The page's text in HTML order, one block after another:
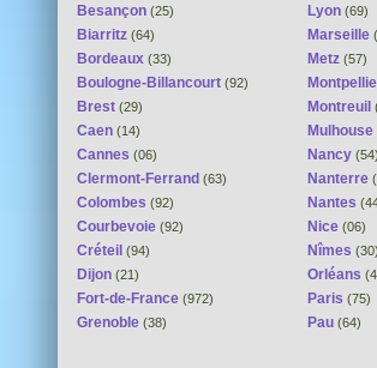
Besançon (25)
Biarritz (64)
Bordeaux (33)
Boulogne-Billancourt (92)
Brest (29)
Caen (14)
Cannes (06)
Clermont-Ferrand (63)
Colombes (92)
Courbevoie (92)
Créteil (94)
Dijon (21)
Fort-de-France (972)
Grenoble (38)
Lyon (69)
Marseille
Metz (57)
Montreuil
Mulhouse
Nancy (54)
Nanterre
Nantes
Nice (06)
Nîmes (30)
Orléans
Paris (75)
Pau (64)